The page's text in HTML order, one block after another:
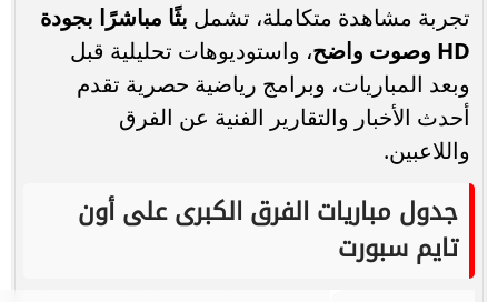
تجربة مشاهدة متكاملة، تشمل بثًا مباشرًا بجودة
HD وصوت واضح
، واستوديوهات تحليلية قبل
وبعد المباريات، وبرامج رياضية حصرية تقدم
أحدث الأخبار والتقارير الفنية عن الفرق
واللاعبين.
جدول مباريات الفرق الكبرى على أون
تايم سبورت